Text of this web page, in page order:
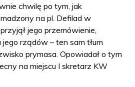
chwilę po tym, jak
na pl. Defilad w
jego przemówienie,
rządów – ten sam tłum
prymasa. Opowiadał o tym
na miejscu I skretarz KW